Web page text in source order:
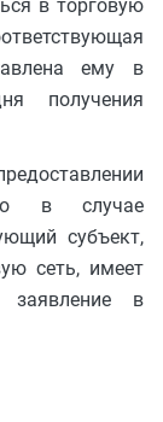
в торговую
ему в
получения
в случае
субъект,
сеть, имеет
заявление в